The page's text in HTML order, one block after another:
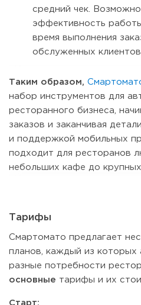
средний чек.
эффективность
время выполнения
обслуженных
Таким образом,
набор инструментов для
ресторанного бизнеса,
заказов и заканчивая
и поддержкой мобильных
подходит для ресторанов
небольших кафе до крупных
Тарифы
Смартомато предлагает
планов, каждый из которых
разные потребности
основные тарифы и их
Старт: